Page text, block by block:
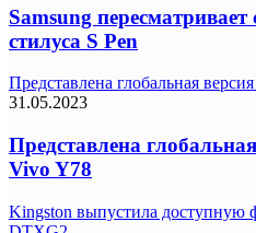
Samsung
стилуса S Pen
Представлена глобальная
31.05.2023
Представлена
Vivo Y78
Kingston выпустила доступную